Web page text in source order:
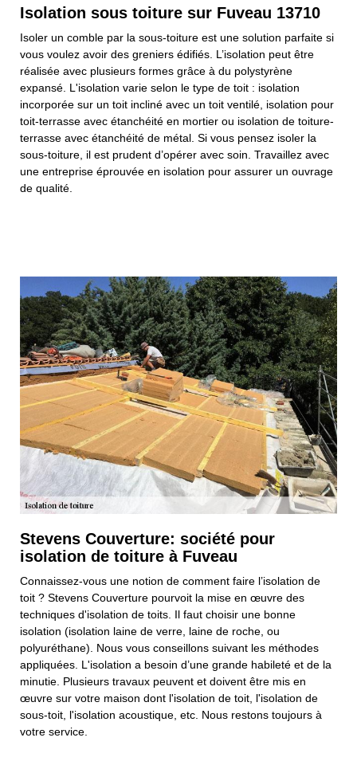
Isolation sous toiture sur Fuveau 13710
Isoler un comble par la sous-toiture est une solution parfaite si
vous voulez avoir des greniers édifiés. L’isolation peut être
réalisée avec plusieurs formes grâce à du polystyrène
expansé. L'isolation varie selon le type de toit : isolation
incorporée sur un toit incliné avec un toit ventilé, isolation pour
toit-terrasse avec étanchéité en mortier ou isolation de toiture-
terrasse avec étanchéité de métal. Si vous pensez isoler la
sous-toiture, il est prudent d’opérer avec soin. Travaillez avec
une entreprise éprouvée en isolation pour assurer un ouvrage
de qualité.
Stevens Couverture: société pour
isolation de toiture à Fuveau
Connaissez-vous une notion de comment faire l’isolation de
toit ? Stevens Couverture pourvoit la mise en œuvre des
techniques d'isolation de toits. Il faut choisir une bonne
isolation (isolation laine de verre, laine de roche, ou
polyuréthane). Nous vous conseillons suivant les méthodes
appliquées. L'isolation a besoin d’une grande habileté et de la
minutie. Plusieurs travaux peuvent et doivent être mis en
œuvre sur votre maison dont l'isolation de toit, l'isolation de
sous-toit, l'isolation acoustique, etc. Nous restons toujours à
votre service.